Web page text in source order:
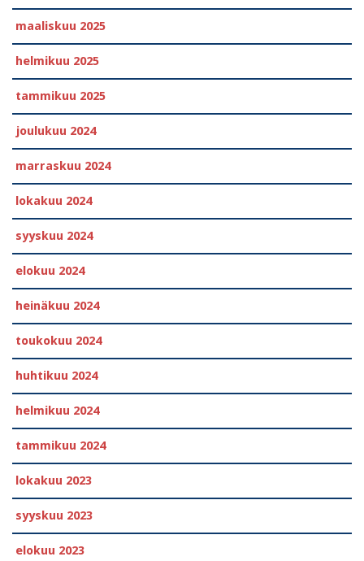
maaliskuu 2025
helmikuu 2025
tammikuu 2025
joulukuu 2024
marraskuu 2024
lokakuu 2024
syyskuu 2024
elokuu 2024
heinäkuu 2024
toukokuu 2024
huhtikuu 2024
helmikuu 2024
tammikuu 2024
lokakuu 2023
syyskuu 2023
elokuu 2023